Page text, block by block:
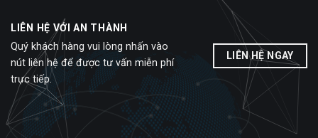
LIÊN HỆ VỚI AN THÀNH
Quý khách hàng vui lòng nhấn vào
nút liên hệ để được tư vấn miễn phí
trực tiếp.
LIÊN HỆ NGAY